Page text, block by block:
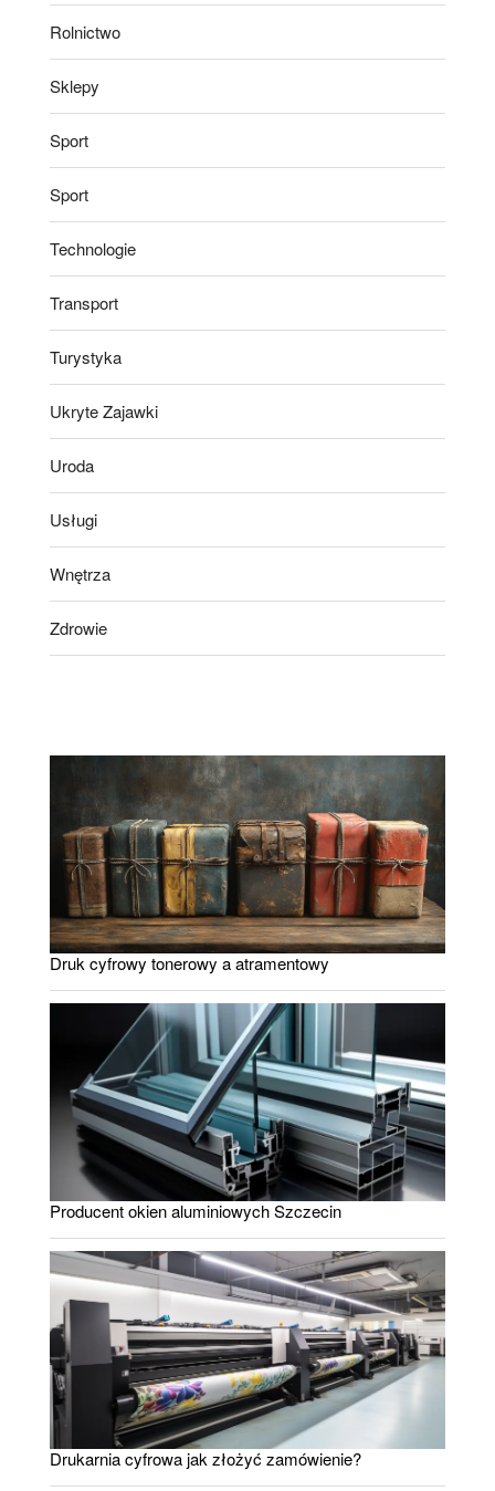
Rolnictwo
Sklepy
Sport
Sport
Technologie
Transport
Turystyka
Ukryte Zajawki
Uroda
Usługi
Wnętrza
Zdrowie
Druk cyfrowy tonerowy a atramentowy
Producent okien aluminiowych Szczecin
Drukarnia cyfrowa jak złożyć zamówienie?